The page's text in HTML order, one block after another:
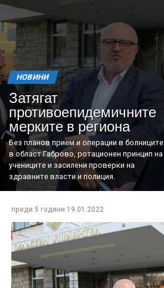
НОВИНИ
Затягат
противоепидемичните
мерките в региона
Без планов прием и операции в болниците
в област Габрово, ротационен принцип на
учениците и засилени проверки на
здравните власти и полиция.
преди 5 години 19.01.2022